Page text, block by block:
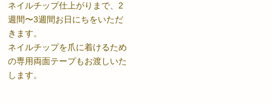
ネイルチップ仕上がりまで、2
週間〜3週間お日にちをいただ
きます。
ネイルチップを爪に着けるため
の専用両面テープもお渡しいた
します。